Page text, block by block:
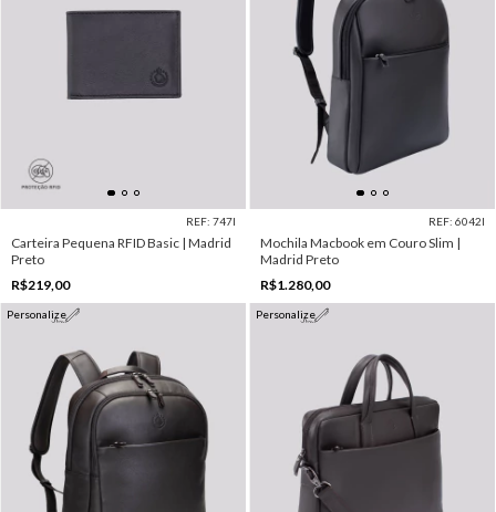
REF: 747I
Carteira Pequena RFID Basic | Madrid
Preto
R$219,00
REF: 6042I
Mochila Macbook em Couro Slim |
Madrid Preto
R$1.280,00
Personalize Personalize